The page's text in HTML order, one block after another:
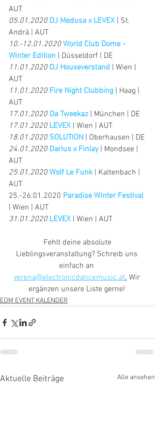
AUT
05.01.2020 DJ Medusa x LEVEX | St.
Andrä | AUT
10.-12.01.2020 World Club Dome -
Winter Edition | Düsseldorf | DE
11.01.2020 DJ Houseverstand | Wien |
AUT
11.01.2020 Fire Night Clubbing | Haag |
AUT
17.01.2020 Da Tweekaz | München | DE
17.01.2020 LEVEX | Wien | AUT
18.01.2020 SOLUTION | Oberhausen | DE
24.01.2020 Darius x Finlay | Mondsee |
AUT
25.01.2020 Wolf Le Funk | Kaltenbach |
AUT
25.-26.01.2020 Paradise Winter Festival
| Wien | AUT
31.01.2020 LEVEX | Wien | AUT
Lieblingsveranstaltung? Schreib uns
einfach an
verena@electronicdancemusic.at. Wir
ergänzen unsere Liste gerne!
EDM EVENT KALENDER
Aktuelle Beiträge Alle ansehen